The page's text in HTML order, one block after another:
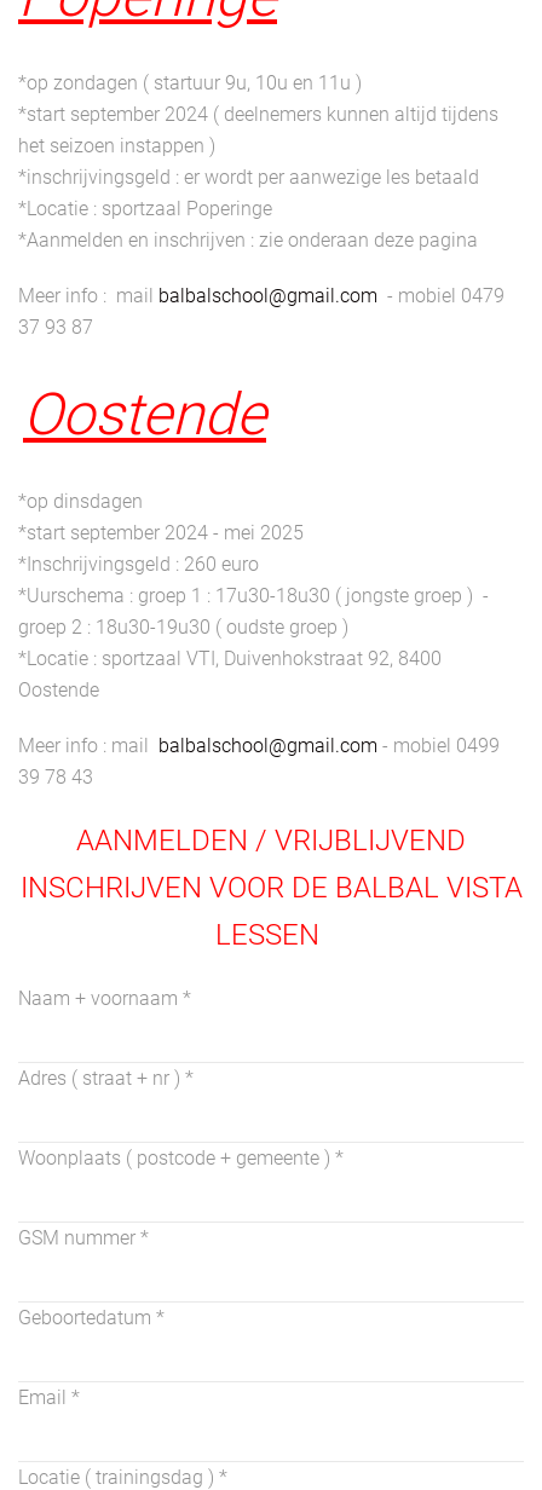
*op zondagen ( startuur 9u, 10u en 11u )
*start september 2024 ( deelnemers kunnen altijd tijdens
het seizoen instappen )
*inschrijvingsgeld : er wordt per aanwezige les betaald
*Locatie : sportzaal Poperinge
*Aanmelden en inschrijven : zie onderaan deze pagina
Meer info : mail balbalschool@gmail.com - mobiel 0479
37 93 87
Oostende
*op dinsdagen
*start september 2024 - mei 2025
*Inschrijvingsgeld : 260 euro
*Uurschema : groep 1 : 17u30-18u30 ( jongste groep ) -
groep 2 : 18u30-19u30 ( oudste groep )
*Locatie : sportzaal VTI, Duivenhokstraat 92, 8400
Oostende
Meer info : mail balbalschool@gmail.com - mobiel 0499
39 78 43
AANMELDEN / VRIJBLIJVEND
INSCHRIJVEN VOOR DE BALBAL VISTA
LESSEN
Naam + voornaam *
Adres ( straat + nr ) *
Woonplaats ( postcode + gemeente ) *
GSM nummer *
Geboortedatum *
Email *
Locatie ( trainingsdag ) *